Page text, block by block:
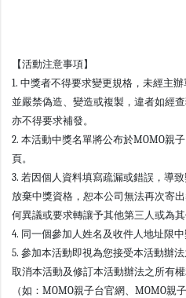
【活動注意事項】
1. 中獎者不得要求變更規格，未經主
並嚴禁偽造、變造或複製，違者如經
亦不得要求補發。
2. 本活動中獎名單將公布於MOMO親
頁。
3. 若因個人資料填寫疏漏或錯誤，導
放棄中獎資格，恕本公司無法再次寄
何異議或要求轉讓予其他第三人或為其
4. 同一個參加人姓名及收件人地址限中
5. 參加本活動即視為您接受本活動辦
取消本活動及修訂本活動辦法之所有
（如：MOMO親子台官網、MOMO